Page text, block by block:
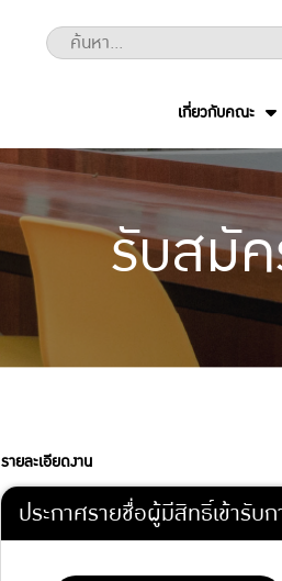
เกี่ยวกับคณะ
รับสมั
รายละเอียดงาน
ประกาศรายชื่อผู้มีสิทธิ์เข้ารับ